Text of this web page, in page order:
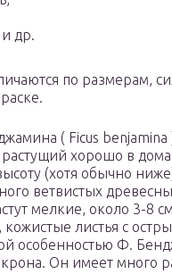
др.
по размерам,
( Ficus
растущий хорошо в
(хотя обычно
ветвистых
мелкие, около 3-8
кожистые листья с
особенностью Ф.
крона. Он имеет много